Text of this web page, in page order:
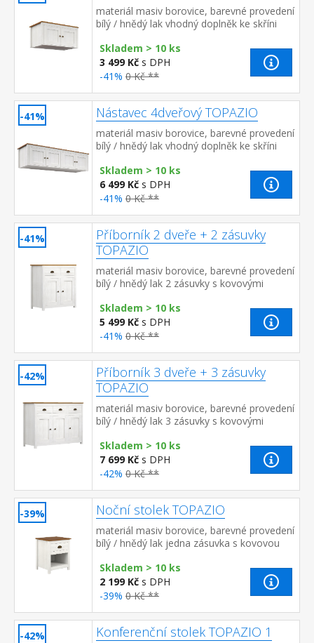
materiál masiv borovice, barevné provedení
bílý / hnědý lak vhodný doplněk ke skříni
Skladem > 10 ks
3 499 Kč s DPH
-41% 0 Kč **
-41% Nástavec 4dveřový TOPAZIO
materiál masiv borovice, barevné provedení
bílý / hnědý lak vhodný doplněk ke skříni
Skladem > 10 ks
6 499 Kč s DPH
-41% 0 Kč **
-41%
Příborník 2 dveře + 2 zásuvky
TOPAZIO
materiál masiv borovice, barevné provedení
bílý / hnědý lak 2 zásuvky s kovovými
Skladem > 10 ks
5 499 Kč s DPH
-41% 0 Kč **
-42%
Příborník 3 dveře + 3 zásuvky
TOPAZIO
materiál masiv borovice, barevné provedení
bílý / hnědý lak 3 zásuvky s kovovými
Skladem > 10 ks
7 699 Kč s DPH
-42% 0 Kč **
-39% Noční stolek TOPAZIO
materiál masiv borovice, barevné provedení
bílý / hnědý lak jedna zásuvka s kovovou
Skladem > 10 ks
2 199 Kč s DPH
-39% 0 Kč **
-42% Konferenční stolek TOPAZIO 1